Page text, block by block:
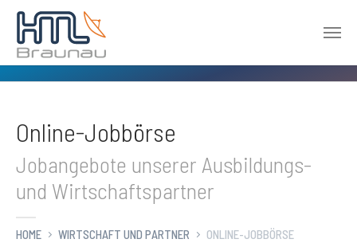
Online-Jobbörse
Jobangebote unserer Ausbildungs-
und Wirtschaftspartner
HOME WIRTSCHAFT UND PARTNER ONLINE-JOBBÖRSE